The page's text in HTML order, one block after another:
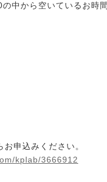
中から空いているお時
申込みください。
kplab/3666912